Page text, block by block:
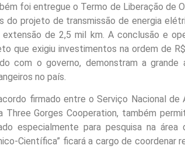
foi entregue o Termo de Liberação de
do projeto de transmissão de energia
de 2,5 mil km. A conclusão e
que exigiu investimentos na ordem de
com o governo, demonstram a
no país.
firmado entre o Serviço Nacional de
Three Gorges Cooperation, também
especialmente para pesquisa na
Científica” ficará a cargo de coordenar